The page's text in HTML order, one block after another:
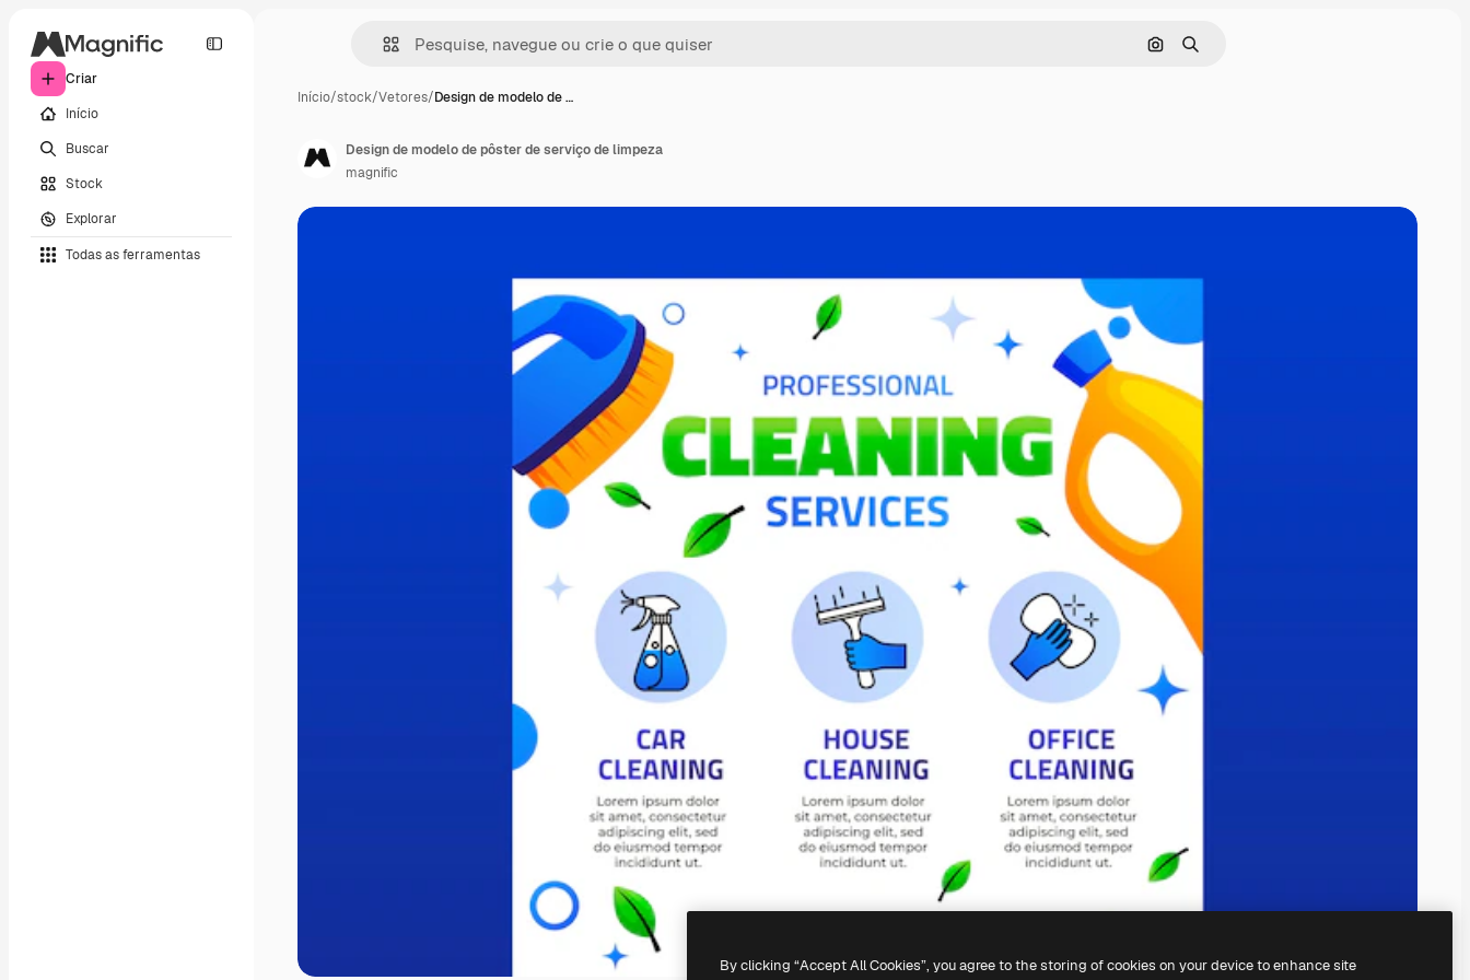
Criar
Início
Buscar
Stock
Explorar
Todas as ferramentas
Pesquisar por imagem
Buscar
Início/stock/Vetores/Design de modelo de …
Design de modelo de pôster de serviço de limpeza
magnific
By clicking “Accept All Cookies”, you agree to the storing of cookies on your device to enhance site